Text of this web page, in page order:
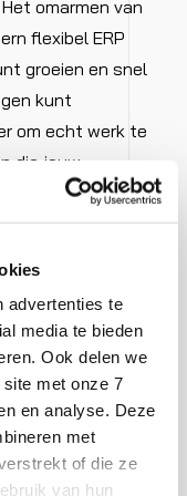
advertenties te
media te bieden
Ook delen we
met onze 7
en analyse. Deze
met
of die ze
van hun
omarmen van
flexibel ERP
groeien en snel
kunt
om echt werk te
die jouw